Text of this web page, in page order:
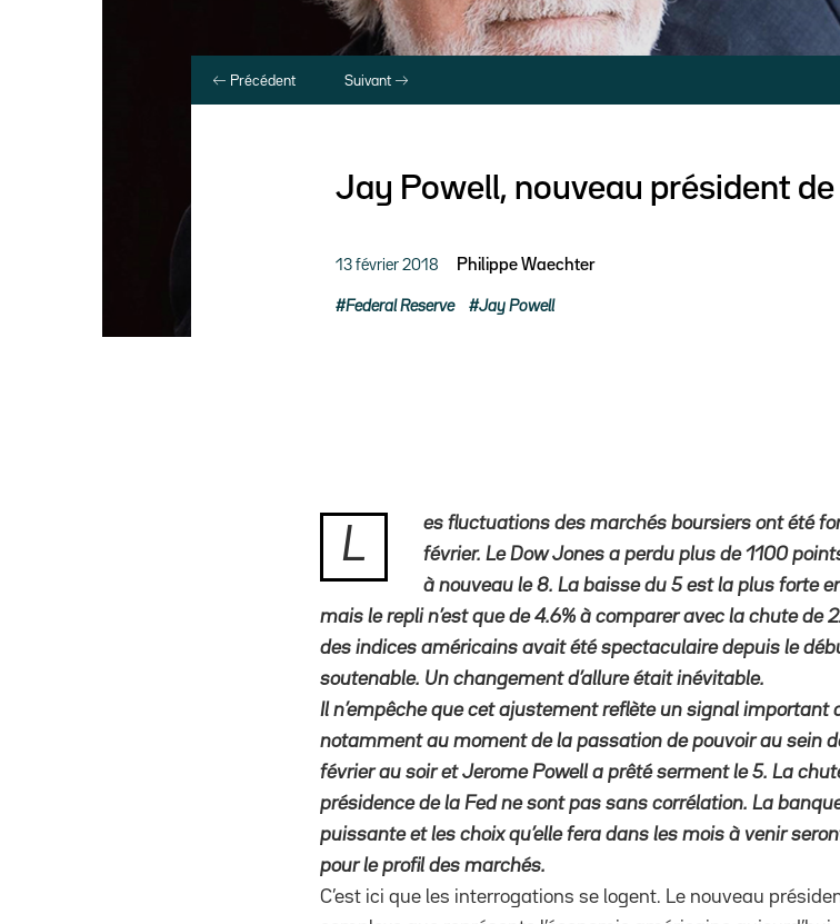
Précédent Suivant
Jay Powell, nouveau président
13 février 2018 Philippe Waechter
Federal Reserve Jay Powell
L
es fluctuations des marchés boursiers ont été
février. Le Dow Jones a perdu plus de 1100
à nouveau le 8. La baisse du 5 est la plus forte
mais le repli n’est que de 4.6% à comparer avec la chute de
des indices américains avait été spectaculaire depuis le
soutenable. Un changement d’allure était inévitable.
Il n’empêche que cet ajustement reflète un signal
notamment au moment de la passation de pouvoir au sein
février au soir et Jerome Powell a prêté serment le 5. La
présidence de la Fed ne sont pas sans corrélation. La
puissante et les choix qu’elle fera dans les mois à venir
pour le profil des marchés.
C’est ici que les interrogations se logent. Le nouveau